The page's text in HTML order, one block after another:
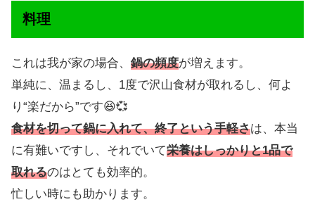
料理
これは我が家の場合、 鍋の頻度が増えます。
単純に、温まるし、1度で沢山食材が取れるし、何よ
り“楽だから”です😆💞
食材を切って鍋に入れて、終了という手軽さは、本当
に有難いですし、それでいて栄養はしっかりと1品で
取れるのはとても効率的。
忙しい時にも助かります。